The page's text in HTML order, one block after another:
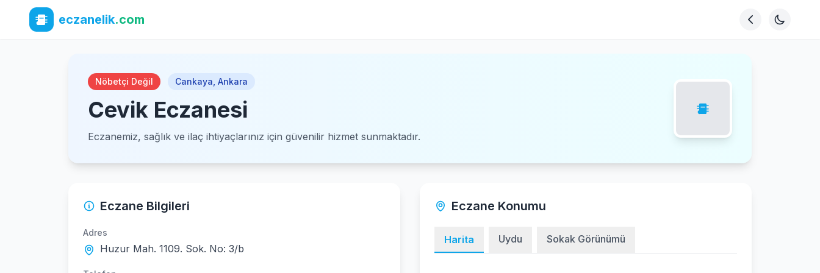
eczanelik.com
Nöbetçi Değil Cankaya Ankara
Cevik Eczanesi
Eczanemiz, sağlık ve ilaç ihtiyaçlarınız için güvenilir hizmet sunmaktadır.
Eczane Bilgileri
Adres
Huzur Mah. 1109. Sok. No: 3/b
Eczane Konumu
Harita Uydu Sokak Görünümü